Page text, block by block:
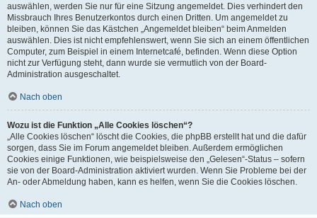
auswählen, werden Sie nur für eine Sitzung angemeldet. Dies verhindert den
Missbrauch Ihres Benutzerkontos durch einen Dritten. Um angemeldet zu
bleiben, können Sie das Kästchen „Angemeldet bleiben“ beim Anmelden
auswählen. Dies ist nicht empfehlenswert, wenn Sie sich an einem öffentlichen
Computer, zum Beispiel in einem Internetcafé, befinden. Wenn diese Option
nicht zur Verfügung steht, dann wurde sie vermutlich von der Board-
Administration ausgeschaltet.
Nach oben
Wozu ist die Funktion „Alle Cookies löschen“?
„Alle Cookies löschen“ löscht die Cookies, die phpBB erstellt hat und die dafür
sorgen, dass Sie im Forum angemeldet bleiben. Außerdem ermöglichen
Cookies einige Funktionen, wie beispielsweise den „Gelesen“-Status – sofern
sie von der Board-Administration aktiviert wurden. Wenn Sie Probleme bei der
An- oder Abmeldung haben, kann es helfen, wenn Sie die Cookies löschen.
Nach oben